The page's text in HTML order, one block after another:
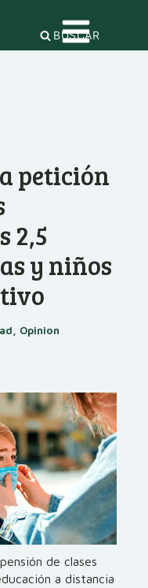
BUSCAR
petición
2,5
y niños
Opinion
de clases
a distancia